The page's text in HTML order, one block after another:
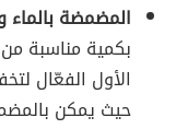
المضمضة بالماء
بكمية مناسبة من
الأول الفعّال
حيث يمكن